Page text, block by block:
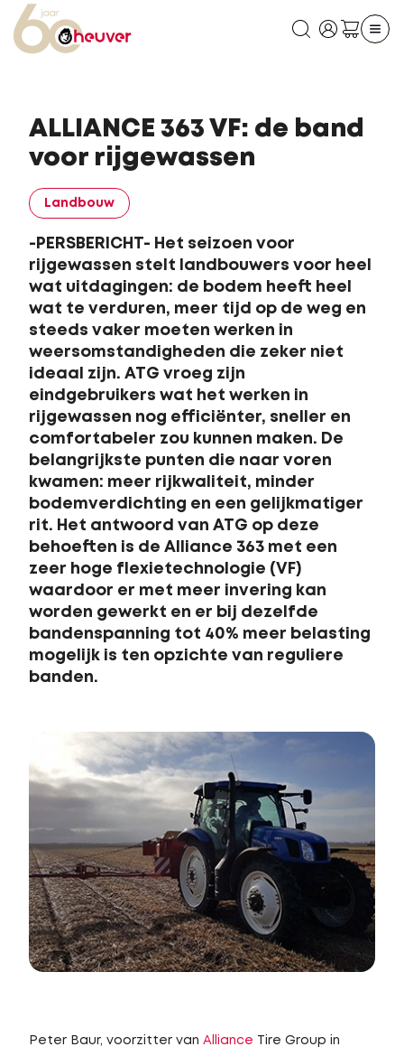
ALLIANCE 363 VF: de band
voor rijgewassen
Landbouw
-PERSBERICHT- Het seizoen voor
rijgewassen stelt landbouwers voor heel
wat uitdagingen: de bodem heeft heel
wat te verduren, meer tijd op de weg en
steeds vaker moeten werken in
weersomstandigheden die zeker niet
ideaal zijn. ATG vroeg zijn
eindgebruikers wat het werken in
rijgewassen nog efficiënter, sneller en
comfortabeler zou kunnen maken. De
belangrijkste punten die naar voren
kwamen: meer rijkwaliteit, minder
bodemverdichting en een gelijkmatiger
rit. Het antwoord van ATG op deze
behoeften is de Alliance 363 met een
zeer hoge flexietechnologie (VF)
waardoor er met meer invering kan
worden gewerkt en er bij dezelfde
bandenspanning tot 40% meer belasting
mogelijk is ten opzichte van reguliere
banden.
Peter Baur, voorzitter van Alliance Tire Group in